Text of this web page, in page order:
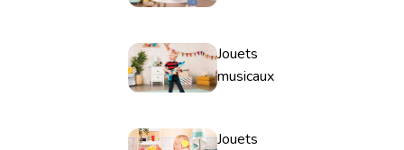
Jouets
musicaux
Jouets